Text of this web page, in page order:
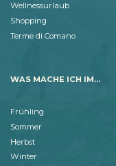
Wellnessurlaub
Shopping
Terme di Comano
WAS MACHE ICH IM...
Frühling
Sommer
Herbst
Winter